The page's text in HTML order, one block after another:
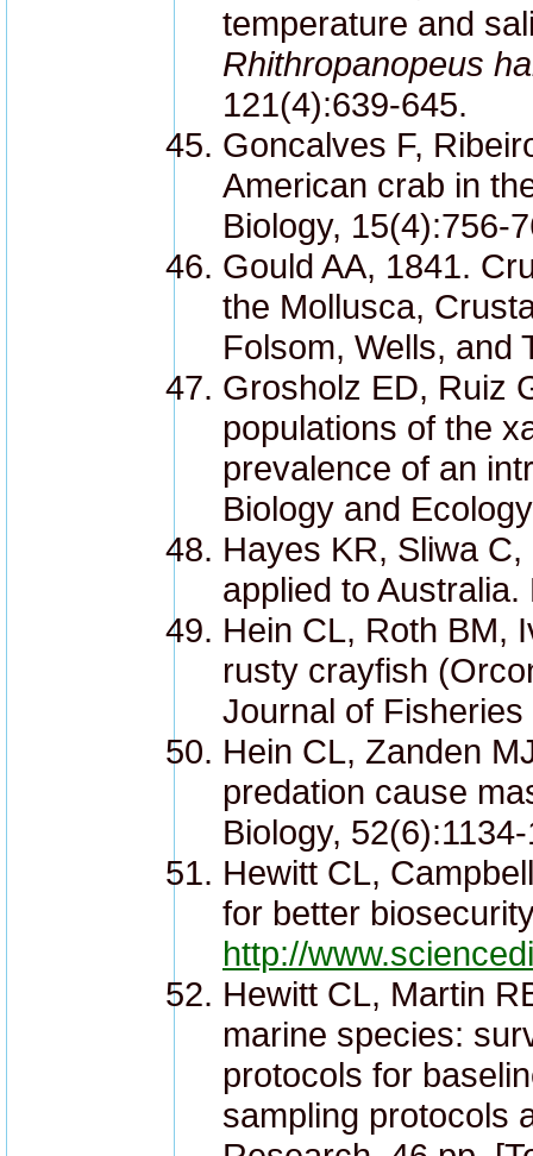
temperature and
Rhithropanopeus
121(4):639-645.
Goncalves F,
American crab in
Biology, 15(4):756-
Gould AA, 1841.
the Mollusca,
Folsom, Wells, and
Grosholz ED, Ruiz
populations of the
prevalence of an
Biology and
Hayes KR, Sliwa
applied to
Hein CL, Roth BM,
rusty crayfish
Journal of
Hein CL, Zanden
predation cause
Biology,
Hewitt CL,
for better
http://
Hewitt CL, Martin
marine species:
protocols for
sampling protocols